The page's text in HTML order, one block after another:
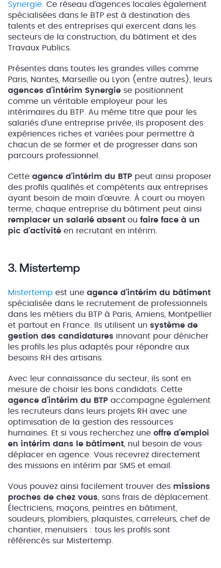
Synergie . Ce réseau d’agences locales également
spécialisées dans le BTP est à destination des
talents et des entreprises qui exercent dans les
secteurs de la construction, du bâtiment et des
Travaux Publics.
Présentes dans toutes les grandes villes comme
Paris, Nantes, Marseille ou Lyon (entre autres), leurs
agences d’intérim Synergie se positionnent
comme un véritable employeur pour les
intérimaires du BTP. Au même titre que pour les
salariés d’une entreprise privée, ils proposent des
expériences riches et variées pour permettre à
chacun de se former et de progresser dans son
parcours professionnel.
Cette agence d’intérim du BTP peut ainsi proposer
des profils qualifiés et compétents aux entreprises
ayant besoin de main d’œuvre. À court ou moyen
terme, chaque entreprise du bâtiment peut ainsi
remplacer un salarié absent ou faire face à un
pic d’activité en recrutant en intérim.
3. Mistertemp
Mistertemp est une agence d’intérim du bâtiment
spécialisée dans le recrutement de professionnels
dans les métiers du BTP à Paris, Amiens, Montpellier
et partout en France. Ils utilisent un système de
gestion des candidatures innovant pour dénicher
les profils les plus adaptés pour répondre aux
besoins RH des artisans.
Avec leur connaissance du secteur, ils sont en
mesure de choisir les bons candidats. Cette
agence d’intérim du BTP accompagne également
les recruteurs dans leurs projets RH avec une
optimisation de la gestion des ressources
humaines. Et si vous recherchez une offre d’emploi
en intérim dans le bâtiment , nul besoin de vous
déplacer en agence. Vous recevrez directement
des missions en intérim par SMS et email.
Vous pouvez ainsi facilement trouver des missions
proches de chez vous , sans frais de déplacement.
Électriciens, maçons, peintres en bâtiment,
soudeurs, plombiers, plaquistes, carreleurs, chef de
chantier, menuisiers : tous les profils sont
référencés sur Mistertemp.